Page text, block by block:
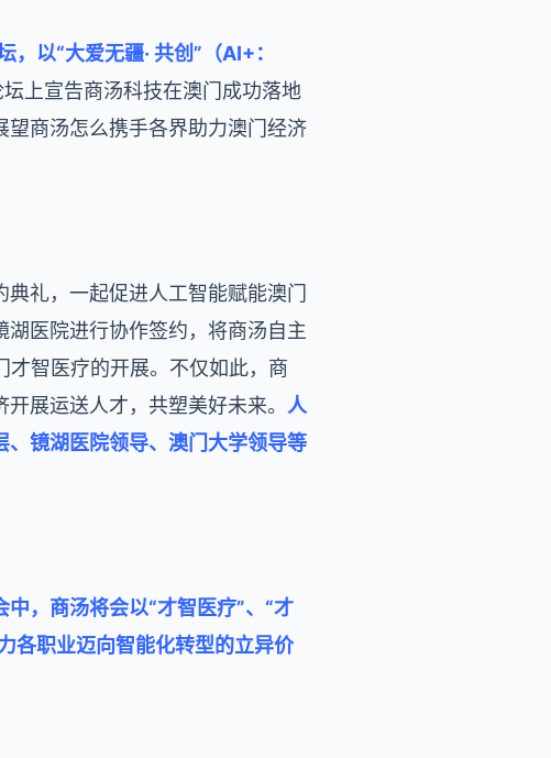
以“大爱无疆· 共创”（AI+：
上宣告商汤科技在澳门成功落地
商汤怎么携手各界助力澳门经济
礼，一起促进人工智能赋能澳门
医院进行协作签约，将商汤自主
智医疗的开展。不仅如此，商
展运送人才，共塑美好未来。 人
镜湖医院领导、澳门大学领导等
中，商汤将会以“才智医疗”、“才
各职业迈向智能化转型的立异价